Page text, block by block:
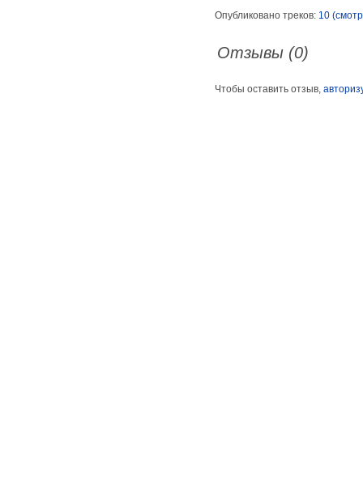
Опубликовано треков: 10
Отзывы (0)
Чтобы оставить отзыв,